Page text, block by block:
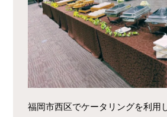
福岡市西区でケータリングを利用